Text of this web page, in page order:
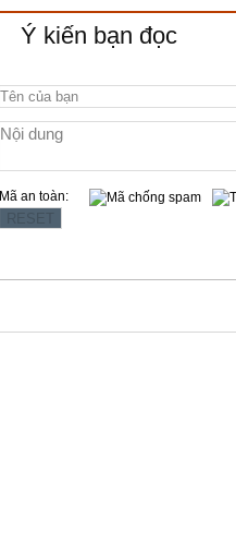
Ý kiến bạn đọc
Mã an toàn: